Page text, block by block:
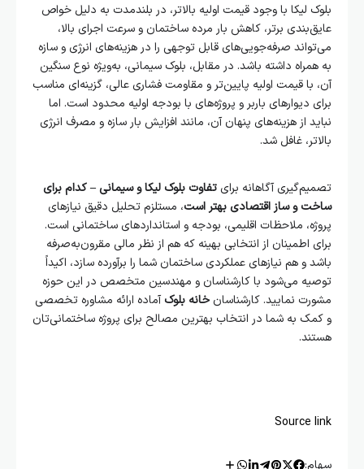
بلوک لیکا با وجود قیمت اولیه بالاتر، در بلندمدت به دلیل خواص
عایق‌بندی برتر، کاهش بار مرده ساختمان و سرعت اجرای بالا،
می‌تواند صرفه‌جویی‌های قابل توجهی را در هزینه‌های انرژی و سازه
به همراه داشته باشد. در مقابل، بلوک سیمانی، به‌ویژه نوع سنگین
آن، با قیمت اولیه پایین‌تر و مقاومت فشاری عالی، گزینه‌ای مناسب
برای دیوارهای باربر و پروژه‌های با بودجه اولیه محدود است. اما
نباید از هزینه‌های پنهان آن، مانند افزایش بار سازه و مصرف انرژی
بالاتر، غافل شد.
تصمیم‌گیری آگاهانه برای تفاوت بلوک لیکا و سیمانی – کدام برای
ساخت و ساز اقتصادی بهتر است، مستلزم تحلیل دقیق نیازهای
پروژه، ملاحظات اقلیمی، بودجه و استانداردهای ساختمانی است.
برای اطمینان از انتخابی بهینه که هم از نظر مالی مقرون‌به‌صرفه
باشد و هم نیازهای عملکردی ساختمان شما را برآورده سازد، اکیداً
توصیه می‌شود با کارشناسان و مهندسین متخصص در این حوزه
مشورت نمایید. کارشناسان خانه بلوک آماده ارائه مشاوره تخصصی
و کمک به شما در انتخاب بهترین مصالح برای پروژه ساختمانی‌تان
هستند.
Source link
سهام: